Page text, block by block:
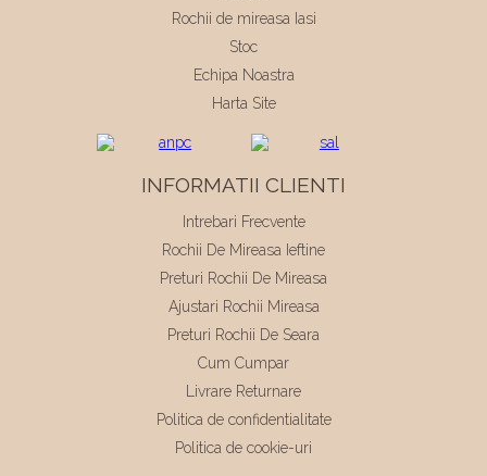
Rochii de mireasa Iasi
Stoc
Echipa Noastra
Harta Site
INFORMATII CLIENTI
Intrebari Frecvente
Rochii De Mireasa Ieftine
Preturi Rochii De Mireasa
Ajustari Rochii Mireasa
Preturi Rochii De Seara
Cum Cumpar
Livrare Returnare
Politica de confidentialitate
Politica de cookie-uri